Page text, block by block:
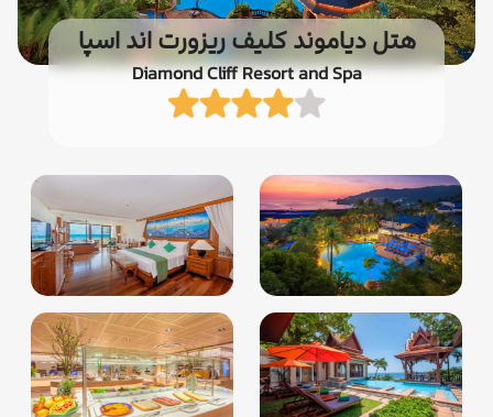
هتل دیاموند کلیف ریزورت اند اسپا
Diamond Cliff Resort and Spa